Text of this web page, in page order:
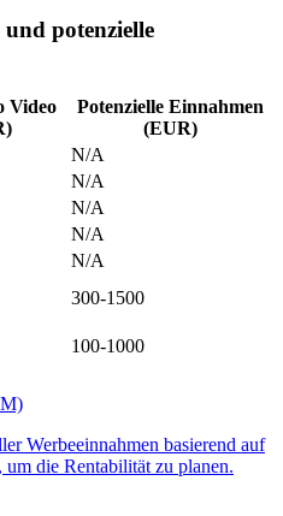
potenzielle
Video
Potenzielle Einnahmen
(EUR)
N/A
N/A
N/A
N/A
N/A
300-1500
100-1000
Werbeeinnahmen basierend auf
die Rentabilität zu planen.